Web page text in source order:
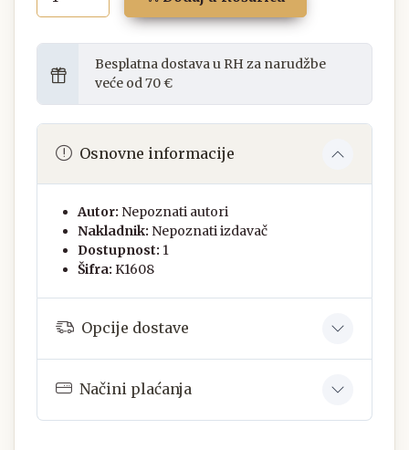
Besplatna dostava u RH za narudžbe
veće od 70 €
Osnovne informacije
Autor: Nepoznati autori
Nakladnik: Nepoznati izdavač
Dostupnost: 1
Šifra: K1608
Opcije dostave
Načini plaćanja